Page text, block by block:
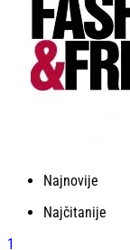
Najnovije
Najčitanije
1